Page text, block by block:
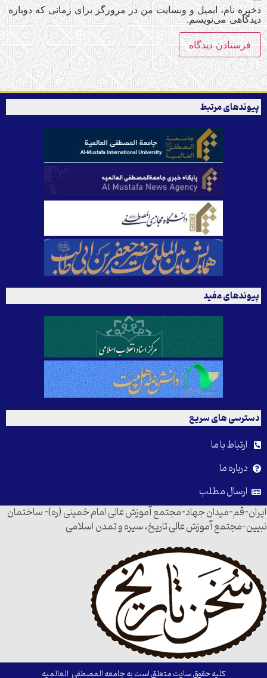
ذخیره نام، ایمیل و وبسایت من در مرورگر برای زمانی که دوباره
دیدگاهی می‌نویسم.
پیوندهای مرتبط
پیوندهای مفید
دسترسی های سریع
ارتباط با ما
درباره ما
ارسال مطلب
ایران-قم-میدان جهاد-مجتمع آموزش عالی امام خمینی (ره)- ساختمان
نبیین-مجتمع آموزش عالی تاریخ، سیره و تمدن اسلامی
کلیه حقوق سایت متعلق است به جامعه المصطفی العالمیه